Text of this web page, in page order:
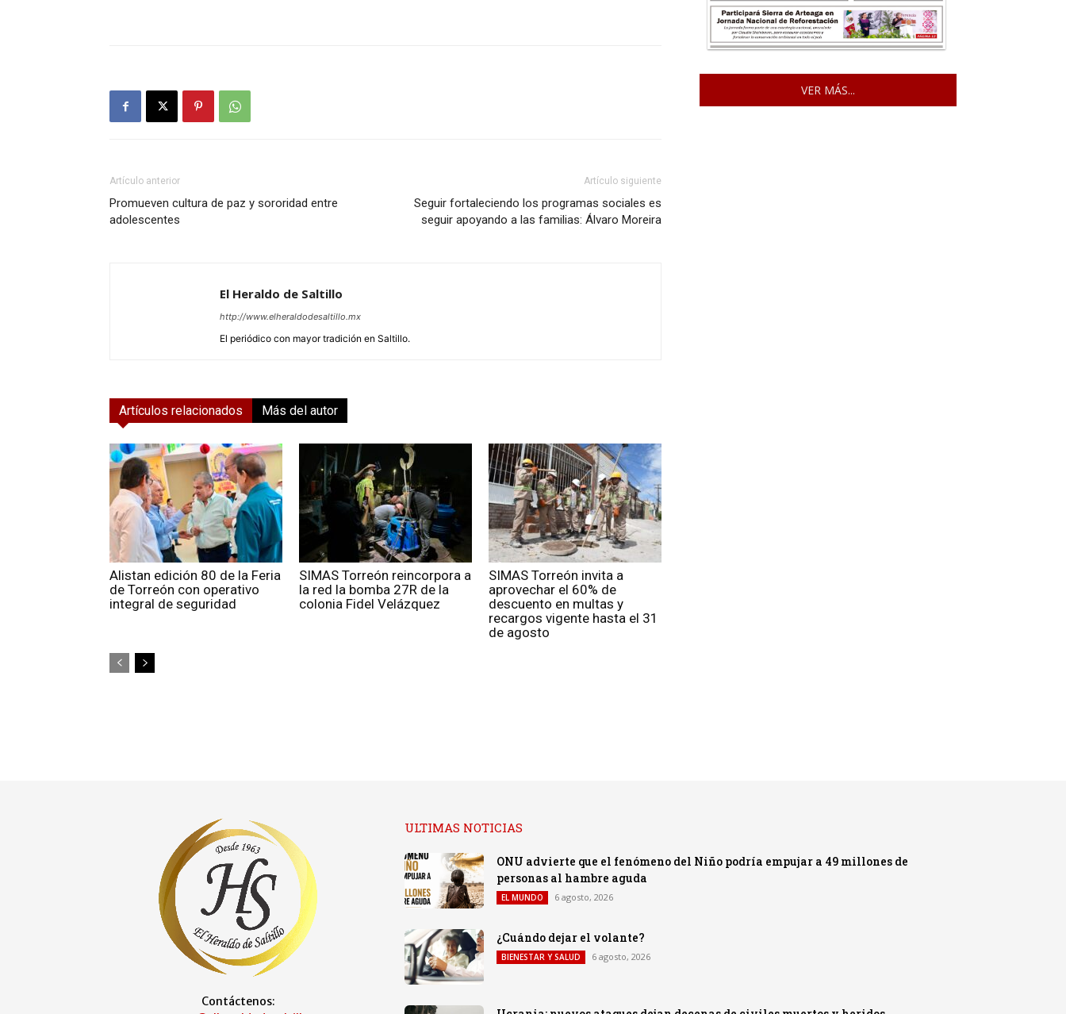
Artículo anterior
Promueven cultura de paz y sororidad entre
adolescentes
Artículo siguiente
Seguir fortaleciendo los programas sociales es
seguir apoyando a las familias: Álvaro Moreira
El Heraldo de Saltillo
http://www.elheraldodesaltillo.mx
El periódico con mayor tradición en Saltillo.
Artículos relacionados Más del autor
Alistan edición 80 de la Feria
de Torreón con operativo
integral de seguridad
SIMAS Torreón reincorpora a
la red la bomba 27R de la
colonia Fidel Velázquez
SIMAS Torreón invita a
aprovechar el 60% de
descuento en multas y
recargos vigente hasta el 31
de agosto
VER MÁS...
Contáctenos:
ULTIMAS NOTICIAS
ONU advierte que el fenómeno del Niño podría empujar a 49 millones de
personas al hambre aguda
EL MUNDO 6 agosto, 2026
¿Cuándo dejar el volante?
BIENESTAR Y SALUD 6 agosto, 2026